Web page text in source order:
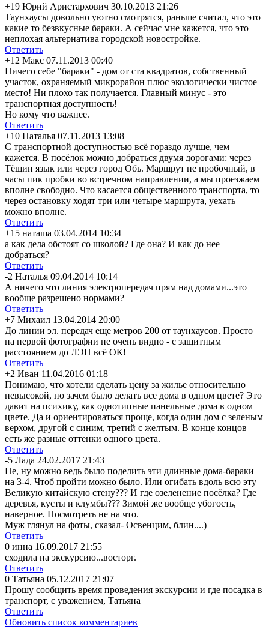
+19 Юрий Аристархович 30.10.2013 21:26
Таунхаусы довольно уютно смотрятся, раньше считал, что это
какие то безвкусные бараки. А сейчас мне кажется, что это
неплохая альтернатива городской новостройке.
Ответить
+12 Макс 07.11.2013 00:40
Ничего себе "бараки" - дом от ста квадратов, собственный
участок, охраняемый микрорайон плюс экологически чистое
место! Ни плохо так получается. Главный минус - это
транспортная доступность!
Но кому что важнее.
Ответить
+10 Наталья 07.11.2013 13:08
С транспортной доступностью всё гораздо лучше, чем
кажется. В посёлок можно добраться двумя дорогами: через
Тёщин язык или через город Обь. Маршрут не пробочный, в
часы пик пробки во встречном направлении, а мы проезжаем
вполне свободно. Что касается общественного транспорта, то
через остановку ходят три или четыре маршрута, уехать
можно вполне.
Ответить
+15 наташа 03.04.2014 10:34
а как дела обстоят со школой? Где она? И как до нее
добраться?
Ответить
-2 Наталья 09.04.2014 10:14
А ничего что линия электропередач прям над домами...это
вообще разрешено нормами?
Ответить
+7 Михаил 13.04.2014 20:00
До линии эл. передач еще метров 200 от таунхаусов. Просто
на первой фотографии не очень видно - с защитным
расстоянием до ЛЭП всё ОК!
Ответить
+2 Иван 11.04.2016 01:18
Понимаю, что хотели сделать цену за жилье относительно
невысокой, но зачем было делать все дома в одном цвете? Это
давит на психику, как однотипные панельные дома в одном
цвете. Да и ориентироваться проще, когда один дом с зеленым
верхом, другой с синим, третий с желтым. В конце концов
есть же разные оттенки одного цвета.
Ответить
-5 Лада 24.02.2017 21:43
Не, ну можно ведь было поделить эти длинные дома-бараки
на 3-4. Чтоб пройти можно было. Или огибать вдоль всю эту
Великую китайскую стену??? И где озеленение посёлка? Где
деревья, кусты и клумбы??? Зимой же вообще убогость,
наверное. Посмотреть не на что.
Муж глянул на фоты, сказал- Освенцим, блин....)
Ответить
0 инна 16.09.2017 21:55
сходила на экскурсию...восторг.
Ответить
0 Татьяна 05.12.2017 21:07
Прошу сообщить время проведения экскурсии и где посадка в
транспорт, с уважением, Татьяна
Ответить
Обновить список комментариев